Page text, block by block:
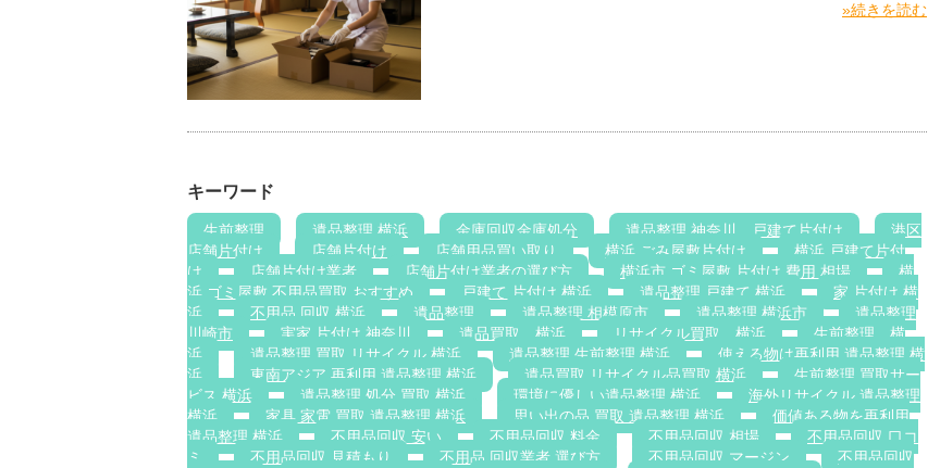
»続きを読む
キーワード
生前整理 遺品整理 横浜 金庫回収金庫処分 遺品整理 神奈川，戸建て片付け
港区
店舗片付け
店舗片付け 店舗用品買い取り 横浜 ごみ屋敷片付け
横浜 戸建て片付
け
店舗片付け業者 店舗片付け業者の選び方 横浜市 ゴミ屋敷 片付け 費用 相場
横
浜 ゴミ屋敷 不用品買取 おすすめ
戸建て 片付け 横浜 遺品整理 戸建て 横浜
家 片付け 横
浜
不用品 回収 横浜 遺品整理 遺品整理 相模原市 遺品整理 横浜市
遺品整理
川崎市
実家 片付け 神奈川 遺品買取 横浜 リサイクル買取 横浜
生前整理 横
浜
遺品整理 買取 リサイクル 横浜 遺品整理 生前整理 横浜
使える物は再利用 遺品整理 横
浜
東南アジア 再利用 遺品整理 横浜 遺品買取 リサイクル品買取 横浜
生前整理 買取サー
ビス 横浜
遺品整理 処分 買取 横浜 環境に優しい遺品整理 横浜
海外リサイクル 遺品整理
横浜
家具 家電 買取 遺品整理 横浜 思い出の品 買取 遺品整理 横浜
価値ある物を再利用
遺品整理 横浜
不用品回収 安い 不用品回収 料金 不用品回収 相場
不用品回収 口コ
ミ
不用品回収 見積もり 不用品 回収業者 選び方 不用品回収 マージン
不用品回収